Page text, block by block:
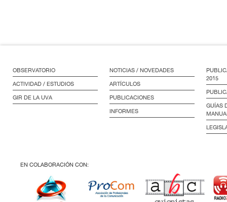
OBSERVATORIO
ACTIVIDAD / ESTUDIOS
GIR DE LA UVA
NOTICIAS / NOVEDADES
ARTÍCULOS
PUBLICACIONES
INFORMES
2015
GUÍAS
EN COLABORACIÓN CON: